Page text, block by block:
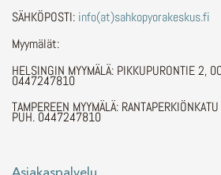
SÄHKÖPOSTI: info(at)sahkopyorakeskus.fi
Myymälät:
HELSINGIN MYYMÄLÄ: PIKKUPURONTIE 2,
0447247810
TAMPEREEN MYYMÄLÄ:
PUH. 0447247810